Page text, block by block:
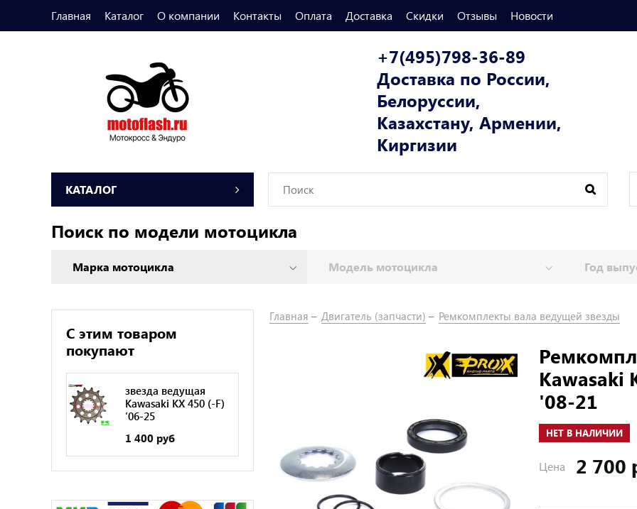
Главная Каталог О компании Контакты Оплата Доставка Скидки Отзывы Новости
+7(495)798-36-89
Доставка по России,
Белоруссии,
Казахстану, Армении,
Киргизии
КАТАЛОГ
Поиск по модели мотоцикла
С этим товаром
покупают
звезда ведущая
Kawasaki KX 450 (-F)
'06-25
1 400 руб
Главная Двигатель (запчасти) Ремкомплекты вала ведущей звезды
Kawasaki
'08-21
НЕТ В НАЛИЧИИ
Цена 2 700